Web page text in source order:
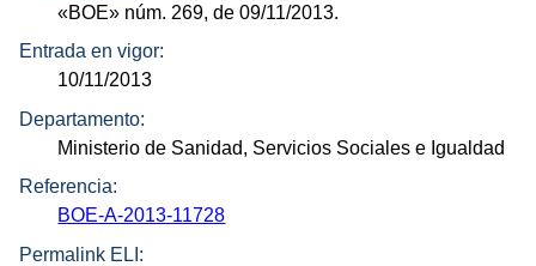
«BOE» núm. 269, de 09/11/2013.
Entrada en vigor:
10/11/2013
Departamento:
Ministerio de Sanidad, Servicios Sociales e Igualdad
Referencia:
BOE-A-2013-11728
Permalink ELI: